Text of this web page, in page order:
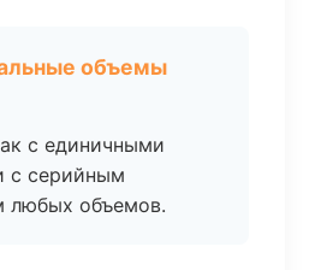
объемы
с единичными
с серийным
любых объемов.